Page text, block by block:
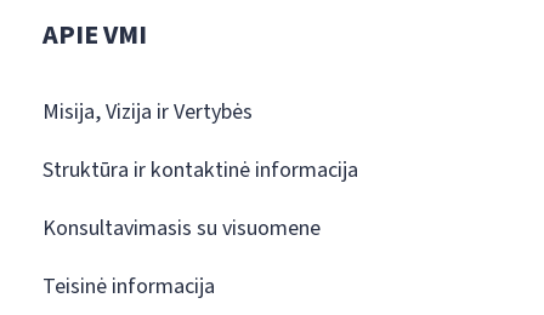
APIE VMI
Misija, Vizija ir Vertybės
Struktūra ir kontaktinė informacija
Konsultavimasis su visuomene
Teisinė informacija